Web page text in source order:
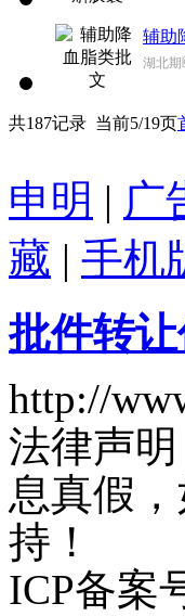
辅助
湖北期
共187记录 当前5/19页
申明 | 广
藏 | 手机
批件转
http://
法律声
息真假
持！
ICP备案